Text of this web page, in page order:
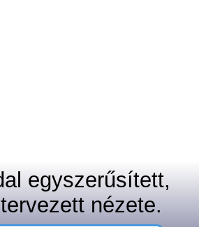
egyszerűsített,
nézete.